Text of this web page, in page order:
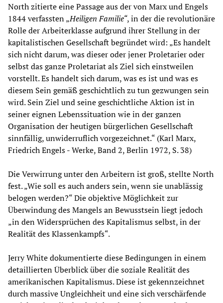
North zitierte eine Passage aus der von Marx und Engels
1844 verfassten „Heiligen Familie“, in der die revolutionäre
Rolle der Arbeiterklasse aufgrund ihrer Stellung in der
kapitalistischen Gesellschaft begründet wird: „Es handelt
sich nicht darum, was dieser oder jener Proletarier oder
selbst das ganze Proletariat als Ziel sich einstweilen
vorstellt. Es handelt sich darum, was es ist und was es
diesem Sein gemäß geschichtlich zu tun gezwungen sein
wird. Sein Ziel und seine geschichtliche Aktion ist in
seiner eignen Lebenssituation wie in der ganzen
Organisation der heutigen bürgerlichen Gesellschaft
sinnfällig, unwiderruflich vorgezeichnet.“ (Karl Marx,
Friedrich Engels - Werke, Band 2, Berlin 1972, S. 38)
Die Verwirrung unter den Arbeitern ist groß, stellte North
fest. „Wie soll es auch anders sein, wenn sie unablässig
belogen werden?“ Die objektive Möglichkeit zur
Überwindung des Mangels an Bewusstsein liegt jedoch
„in den Widersprüchen des Kapitalismus selbst, in der
Realität des Klassenkampfs“.
Jerry White dokumentierte diese Bedingungen in einem
detaillierten Überblick über die soziale Realität des
amerikanischen Kapitalismus. Diese ist gekennzeichnet
durch massive Ungleichheit und eine sich verschärfende